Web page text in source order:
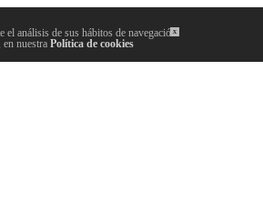
x
análisis de sus hábitos de navegación.
nuestra Política de cookies